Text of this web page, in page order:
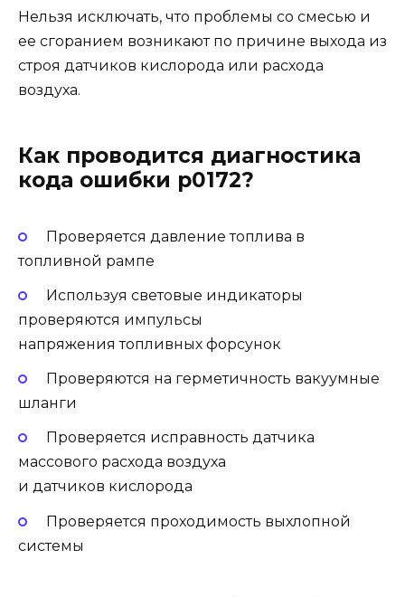
Нельзя исключать, что проблемы со смесью и
ее сгоранием возникают по причине выхода из
строя датчиков кислорода или расхода
воздуха.
Как проводится диагностика
кода ошибки p0172?
Проверяется давление топлива в
топливной рампе
Используя световые индикаторы
проверяются импульсы
напряжения топливных форсунок
Проверяются на герметичность вакуумные
шланги
Проверяется исправность датчика
массового расхода воздуха
и датчиков кислорода
Проверяется проходимость выхлопной
системы